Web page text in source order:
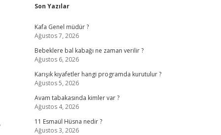
Sidebar
Son Yazılar
Kafa Genel müdür ?
Ağustos 7, 2026
Bebeklere bal kabağı ne zaman verilir ?
Ağustos 6, 2026
Karışık kıyafetler hangi programda kurutulur ?
Ağustos 5, 2026
Avam tabakasında kimler var ?
Ağustos 4, 2026
11 Esmaül Hüsna nedir ?
Ağustos 3, 2026